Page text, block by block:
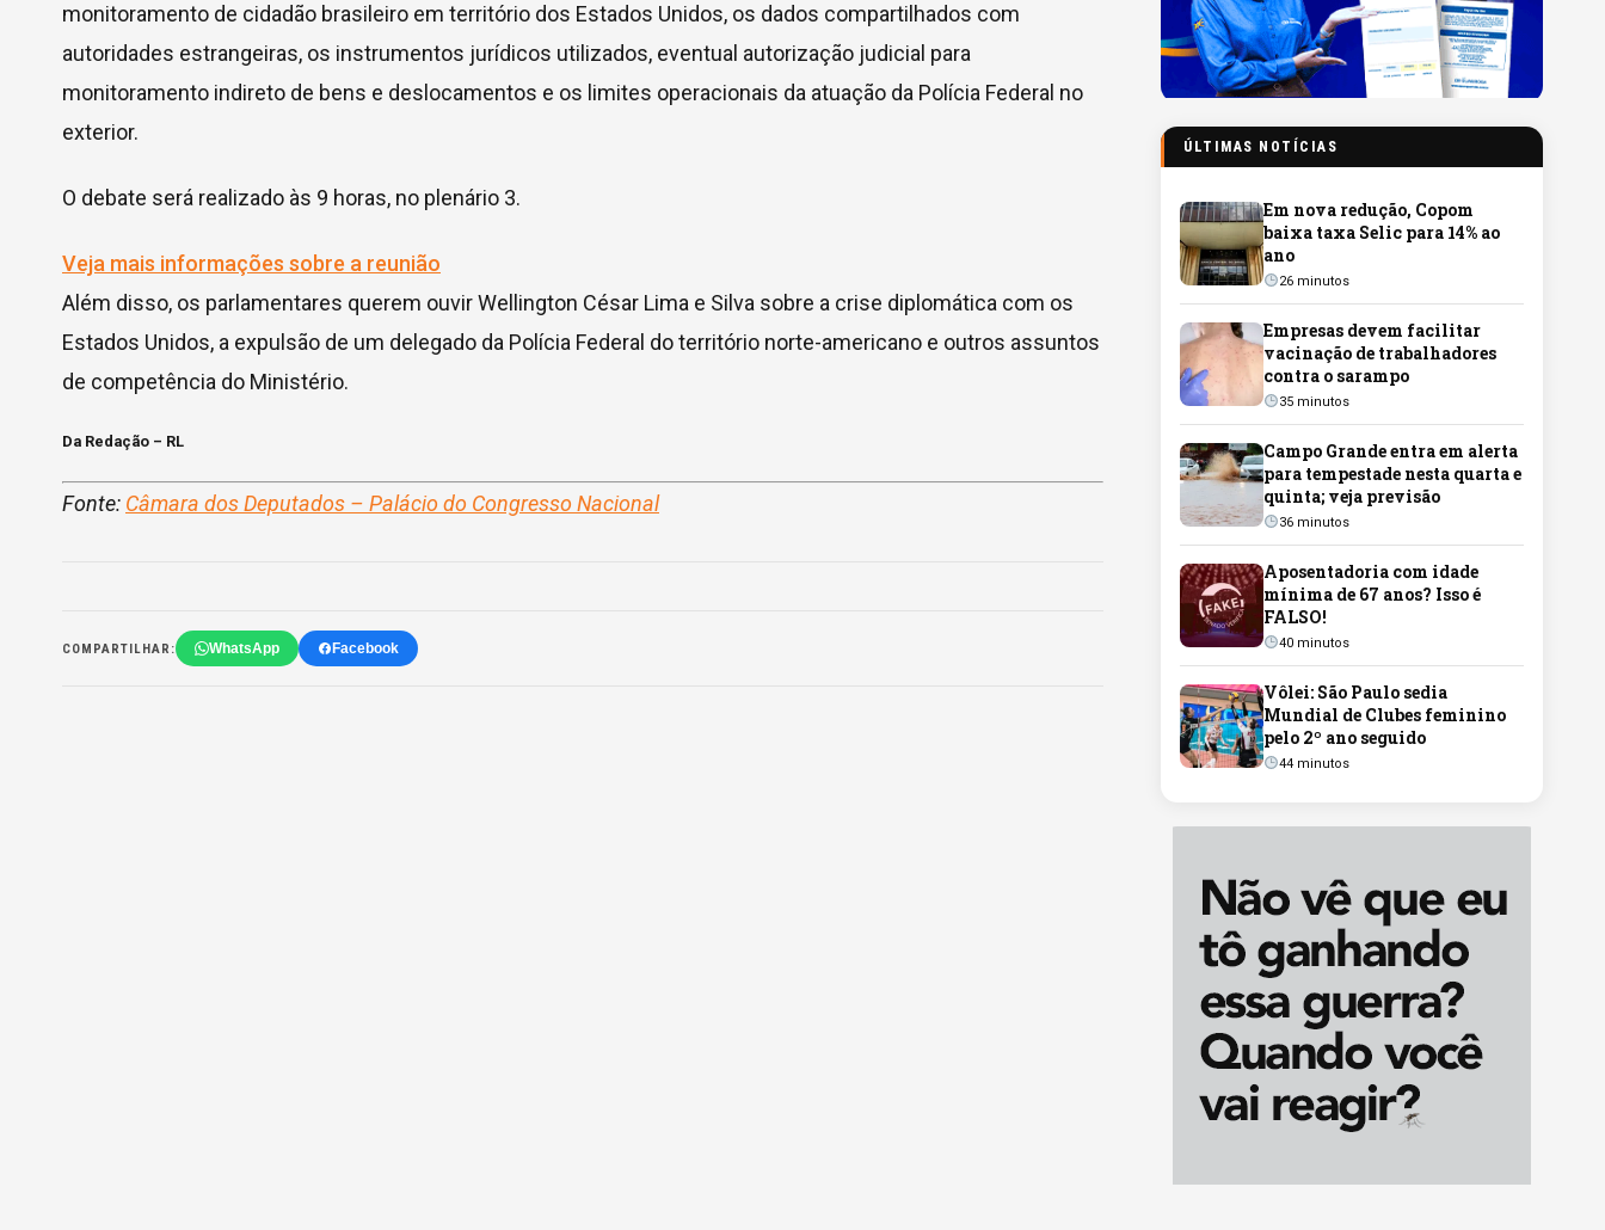
monitoramento de cidadão brasileiro em território dos Estados Unidos, os dados compartilhados com
autoridades estrangeiras, os instrumentos jurídicos utilizados, eventual autorização judicial para
monitoramento indireto de bens e deslocamentos e os limites operacionais da atuação da Polícia Federal no
exterior.
O debate será realizado às 9 horas, no plenário 3.
Veja mais informações sobre a reunião
Além disso, os parlamentares querem ouvir Wellington César Lima e Silva sobre a crise diplomática com os
Estados Unidos, a expulsão de um delegado da Polícia Federal do território norte-americano e outros assuntos
de competência do Ministério.
Da Redação – RL
Fonte: Câmara dos Deputados – Palácio do Congresso Nacional
COMPARTILHAR: WhatsApp Facebook
ÚLTIMAS NOTÍCIAS
Em nova redução, Copom
baixa taxa Selic para 14% ao
ano
26 minutos
Empresas devem facilitar
vacinação de trabalhadores
contra o sarampo
35 minutos
Campo Grande entra em alerta
para tempestade nesta quarta e
quinta; veja previsão
36 minutos
Aposentadoria com idade
mínima de 67 anos? Isso é
FALSO!
40 minutos
Vôlei: São Paulo sedia
Mundial de Clubes feminino
pelo 2º ano seguido
44 minutos